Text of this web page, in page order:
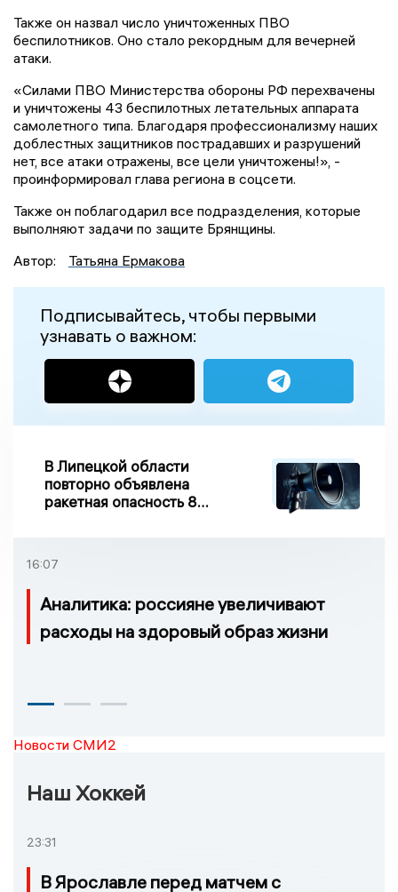
Также он назвал число уничтоженных ПВО
беспилотников. Оно стало рекордным для вечерней
атаки.
«Силами ПВО Министерства обороны РФ перехвачены
и уничтожены 43 беспилотных летательных аппарата
самолетного типа. Благодаря профессионализму наших
доблестных защитников пострадавших и разрушений
нет, все атаки отражены, все цели уничтожены!», -
проинформировал глава региона в соцсети.
Также он поблагодарил все подразделения, которые
выполняют задачи по защите Брянщины.
Автор:
Татьяна Ермакова
Подписывайтесь, чтобы первыми
узнавать о важном:
В Липецкой области
повторно объявлена
ракетная опасность 8
16:07
Аналитика: россияне увеличивают
расходы на здоровый образ жизни
Новости СМИ2
Наш Хоккей
23:31
В Ярославле перед матчем с